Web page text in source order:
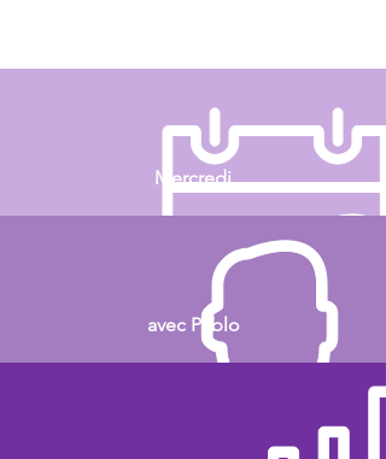
Mercredi
avec Pablo